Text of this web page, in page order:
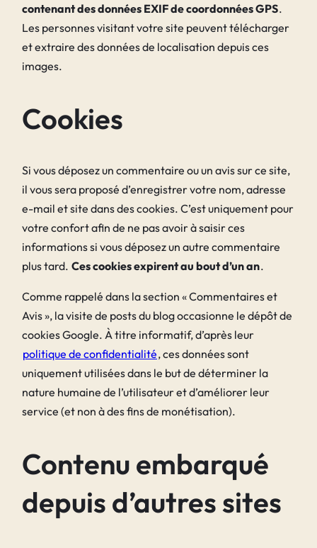
contenant des données EXIF de coordonnées GPS.
Les personnes visitant votre site peuvent télécharger
et extraire des données de localisation depuis ces
images.
Cookies
Si vous déposez un commentaire ou un avis sur ce site,
il vous sera proposé d’enregistrer votre nom, adresse
e-mail et site dans des cookies. C’est uniquement pour
votre confort afin de ne pas avoir à saisir ces
informations si vous déposez un autre commentaire
plus tard. Ces cookies expirent au bout d’un an.
Comme rappelé dans la section « Commentaires et
Avis », la visite de posts du blog occasionne le dépôt de
cookies Google. À titre informatif, d’après leur
politique de confidentialité, ces données sont
uniquement utilisées dans le but de déterminer la
nature humaine de l’utilisateur et d’améliorer leur
service (et non à des fins de monétisation).
Contenu embarqué
depuis d’autres sites